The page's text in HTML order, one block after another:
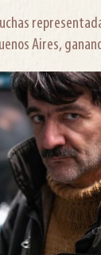
Aires,